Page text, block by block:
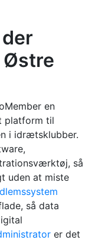
Østre
en
platform til
i idrætsklubber.
så
uden at miste
så data
er det